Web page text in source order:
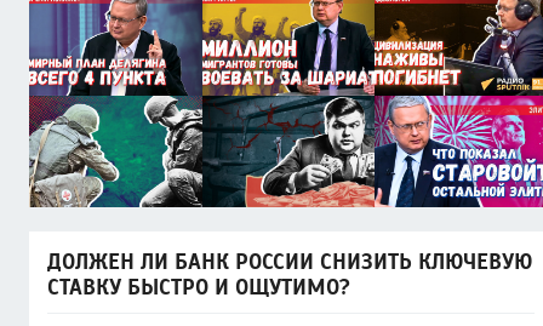
ДОЛЖЕН ЛИ БАНК РОССИИ СНИЗИТЬ КЛЮЧЕВУЮ
СТАВКУ БЫСТРО И ОЩУТИМО?